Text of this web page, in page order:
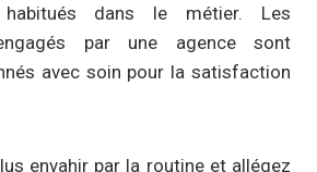
dans le métier. Les
par une agence sont
avec soin pour la satisfaction
envahir par la routine et allégez